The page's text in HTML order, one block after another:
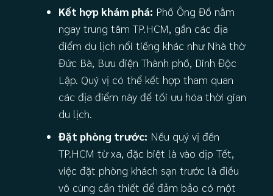
Kết hợp khám phá: Phố Ông Đồ nằm
ngay trung tâm TP.HCM, gần các địa
điểm du lịch nổi tiếng khác như Nhà thờ
Đức Bà, Bưu điện Thành phố, Dinh Độc
Lập. Quý vị có thể kết hợp tham quan
các địa điểm này để tối ưu hóa thời gian
du lịch.
Đặt phòng trước: Nếu quý vị đến
TP.HCM từ xa, đặc biệt là vào dịp Tết,
việc đặt phòng khách sạn trước là điều
vô cùng cần thiết để đảm bảo có một